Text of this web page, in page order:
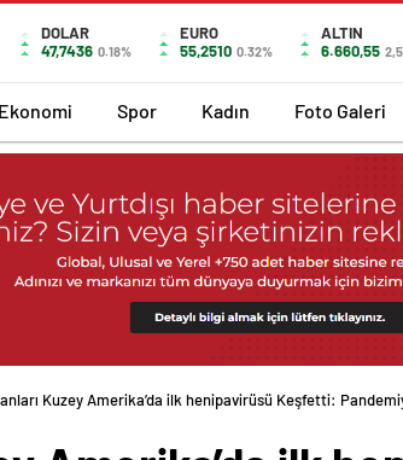
DOLAR
47,7436 0.18%
EURO
55,2510 0.32%
ALTIN
6.660,55
Ekonomi Spor Kadın Foto Galeri
Kuzey Amerika’da ilk henipavirüsü Keşfetti: